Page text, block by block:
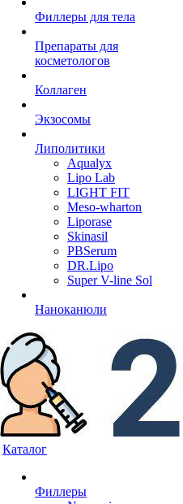
Филлеры для тела
Препараты для
косметологов
Коллаген
Экзосомы
Липолитики
Aqualyx
Lipo Lab
LIGHT FIT
Meso-wharton
Liporase
Skinasil
PBSerum
DR.Lipo
Super V-line Sol
Наноканюли
Каталог
Филлеры